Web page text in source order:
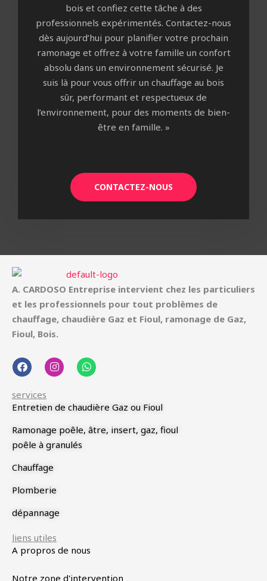
bois et confiez cette tâche à des
professionnels expérimentés. Contactez-nous
dès aujourd’hui pour planifier votre prochain
ramonage et offrez à votre famille un confort
absolu dans un environnement sécurisé. Je
suis là pour vous offrir un chauffage au bois
sûr, performant et respectueux de
l’environnement, pour des moments de bien-
être en famille. »
CONTACTEZ-NOUS
A. CARDOSO Entreprise intervient chez les particuliers
et les professionnels pour tout problèmes de
chauffage, chaudière Gaz et Fioul, ramonage de Gaz,
Fioul, Bois.
F
a
e
b
o
k
I
n
a
g
a
m
W
h
a
p
services
Entretien de chaudière Gaz ou Fioul
Ramonage poêle, âtre, insert, gaz, fioul
poêle à granulés
Chauffage
Plomberie
dépannage
liens utiles
A propros de nous
Notre zone d'intervention